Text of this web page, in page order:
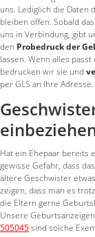
uns. Lediglich die Daten
bleiben offen. Sobald
uns in Verbindung, gibt
den Probedruck der
lassen. Wenn alles
bedrucken wir sie und
per GLS an Ihre Adresse.
Hat ein Ehepaar bereits
gewisse Gefahr, dass
ältere Geschwister
zeigen, dass man es
die Eltern gerne
Unsere Geburtsanzeigen
505045sind solche